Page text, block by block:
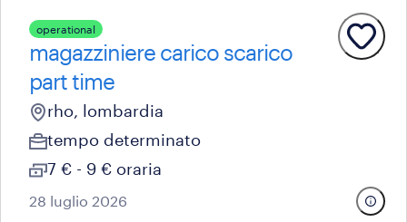
operational
magazziniere carico scarico
part time
rho, lombardia
tempo determinato
7 € - 9 € oraria
28 luglio 2026